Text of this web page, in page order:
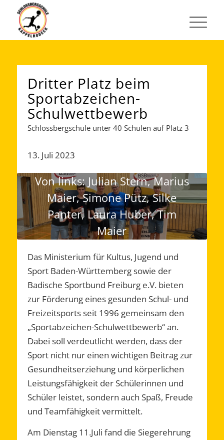
Dritter Platz beim
Sportabzeichen-
Schulwettbewerb
Schlossbergschule unter 40 Schulen auf Platz 3
13. Juli 2023
Von links: Julian Stern, Marius
Maier, Simone Pütz, Silke
Panter, Laura Huber, Tim
Maier
Das Ministerium für Kultus, Jugend und
Sport Baden-Württemberg sowie der
Badische Sportbund Freiburg e.V. bieten
zur Förderung eines gesunden Schul- und
Freizeitsports seit 1996 gemeinsam den
„Sportabzeichen-Schulwettbewerb“ an.
Dabei soll verdeutlicht werden, dass der
Sport nicht nur einen wichtigen Beitrag zur
Gesundheitserziehung und körperlichen
Leistungsfähigkeit der Schülerinnen und
Schüler leistet, sondern auch Spaß, Freude
und Teamfähigkeit vermittelt.
Am Dienstag 11.Juli fand die Siegerehrung